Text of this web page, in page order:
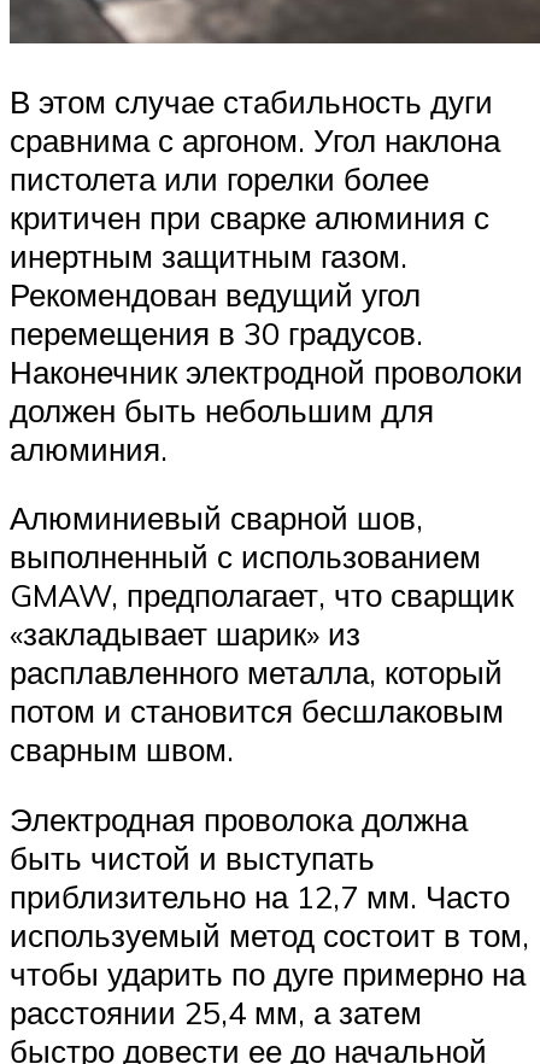
В этом случае стабильность дуги
сравнима с аргоном. Угол наклона
пистолета или горелки более
критичен при сварке алюминия с
инертным защитным газом.
Рекомендован ведущий угол
перемещения в 30 градусов.
Наконечник электродной проволоки
должен быть небольшим для
алюминия.
Алюминиевый сварной шов,
выполненный с использованием
GMAW, предполагает, что сварщик
«закладывает шарик» из
расплавленного металла, который
потом и становится бесшлаковым
сварным швом.
Электродная проволока должна
быть чистой и выступать
приблизительно на 12,7 мм. Часто
используемый метод состоит в том,
чтобы ударить по дуге примерно на
расстоянии 25,4 мм, а затем
быстро довести ее до начальной